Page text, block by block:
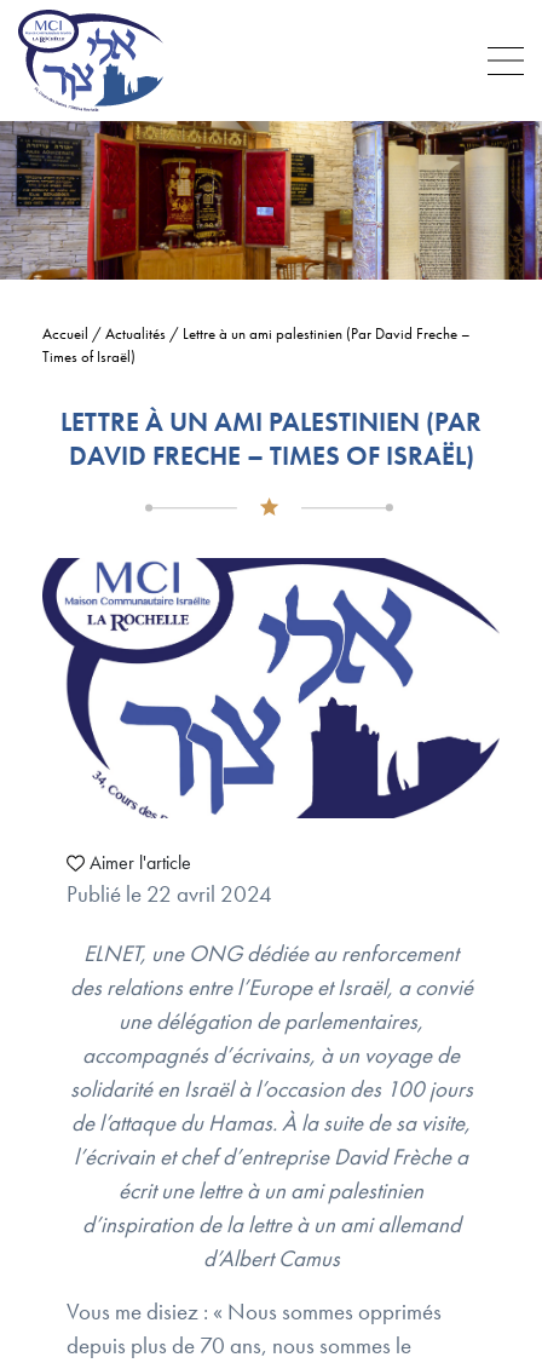
Accueil /Actualités / Lettre à un ami palestinien (Par David Freche –
Times of Israël)
LETTRE À UN AMI PALESTINIEN (PAR
DAVID FRECHE – TIMES OF ISRAËL)
Aimer l'article
Publié le 22 avril 2024
ELNET, une ONG dédiée au renforcement
des relations entre l’Europe et Israël, a convié
une délégation de parlementaires,
accompagnés d’écrivains, à un voyage de
solidarité en Israël à l’occasion des 100 jours
de l’attaque du Hamas. À la suite de sa visite,
l’écrivain et chef d’entreprise David Frèche a
écrit une lettre à un ami palestinien
d’inspiration de la lettre à un ami allemand
d’Albert Camus
Vous me disiez : « Nous sommes opprimés
depuis plus de 70 ans, nous sommes le